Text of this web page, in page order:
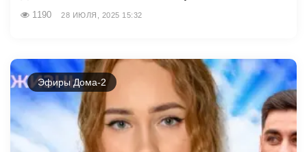
1190 28 ИЮЛЯ, 2025 15:32
Эфиры Дома-2